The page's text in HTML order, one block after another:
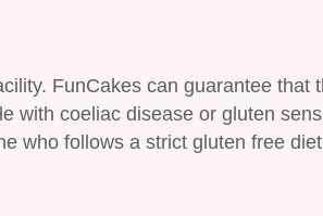
FunCakes can guarantee that
with coeliac disease or gluten
who follows a strict gluten free